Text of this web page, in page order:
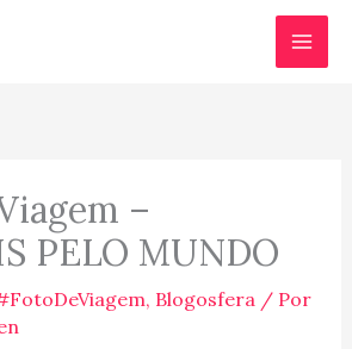
–
PELO MUNDO
, Blogosfera/ Por